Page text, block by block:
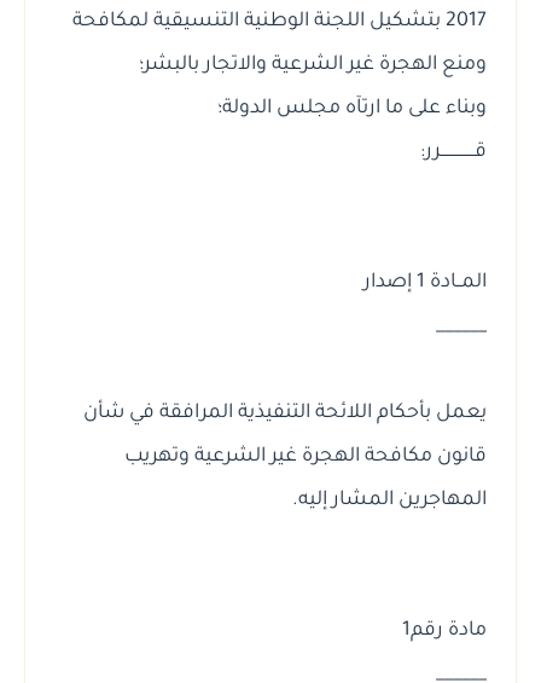
2017 بتشكيل اللجنة الوطنية التنسيقية لمكافحة
ومنع الهجرة غير الشرعية والاتجار بالبشر؛
وبناء على ما ارتآه مجلس الدولة؛
قــــــــــــــرر:
المــادة 1 إصدار
______
يعمل بأحكام اللائحة التنفيذية المرافقة في شأن
قانون مكافحة الهجرة غير الشرعية وتهريب
المهاجرين المشار إليه.
مادة رقم1
______